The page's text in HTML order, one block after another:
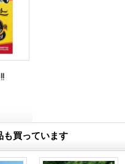
2026
も買っています